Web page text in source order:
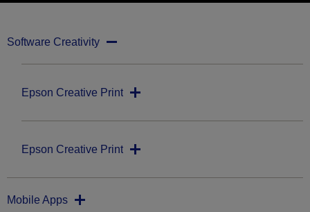
Software Creativity
Epson Creative Print
Epson Creative Print
Mobile Apps